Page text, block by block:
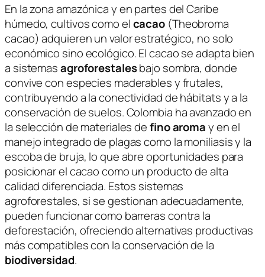
En la zona amazónica y en partes del Caribe
húmedo, cultivos como elcacao (Theobroma
cacao) adquieren un valor estratégico, no solo
económico sino ecológico. El cacao se adapta bien
a sistemasagroforestalesbajo sombra, donde
convive con especies maderables y frutales,
contribuyendo a la conectividad de hábitats y a la
conservación de suelos. Colombia ha avanzado en
la selección de materiales defino aromay en el
manejo integrado de plagas como la moniliasis y la
escoba de bruja, lo que abre oportunidades para
posicionar el cacao como un producto de alta
calidad diferenciada. Estos sistemas
agroforestales, si se gestionan adecuadamente,
pueden funcionar como barreras contra la
deforestación, ofreciendo alternativas productivas
más compatibles con la conservación de la
biodiversidad.